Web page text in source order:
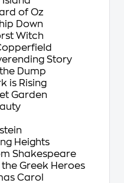
of Oz
Down
Witch
Story
Dump
is Rising
Garden
Heights
Shakespeare
the Greek Heroes
Carol